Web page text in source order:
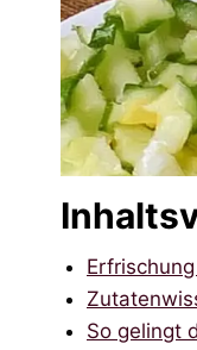
So gelingt